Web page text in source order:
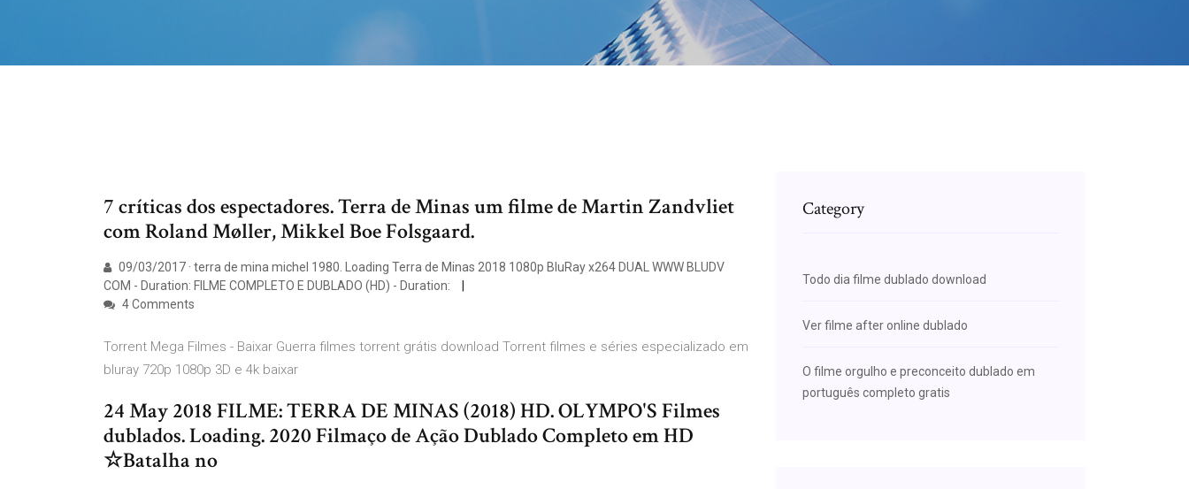
7 críticas dos espectadores. Terra de Minas um filme de Martin Zandvliet
com Roland Møller, Mikkel Boe Folsgaard.
09/03/2017 · terra de mina michel 1980. Loading Terra de Minas 2018 1080p BluRay x264 DUAL WWW BLUDV
COM - Duration: FILME COMPLETO E DUBLADO (HD) - Duration:
4 Comments
Torrent Mega Filmes - Baixar Guerra filmes torrent grátis download Torrent filmes e séries especializado em
bluray 720p 1080p 3D e 4k baixar
24 May 2018 FILME: TERRA DE MINAS (2018) HD. OLYMPO'S Filmes
dublados. Loading. 2020 Filmaço de Ação Dublado Completo em HD
☆Batalha no
Category
Todo dia filme dublado download
Ver filme after online dublado
O filme orgulho e preconceito dublado em
português completo gratis